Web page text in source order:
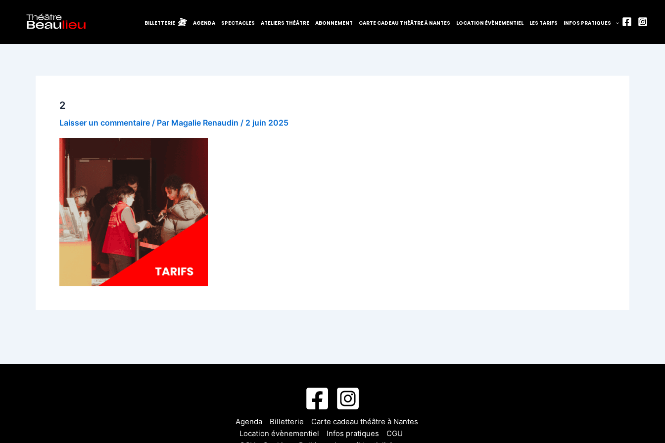
contenu
BILLETTERIE AGENDA SPECTACLES ATELIERS THÉÂTRE ABONNEMENT CARTE CADEAU THÉÂTRE À NANTES LOCATION ÉVÈNEMENTIEL LES TARIFS INFOS PRATIQUES
2
Laisser un commentaire / Par Magalie Renaudin / 2 juin 2025
Agenda Billetterie
Carte cadeau théâtre à Nantes
Location évènementiel
Infos pratiques
CGU